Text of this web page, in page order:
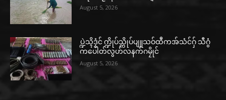
August 5, 2026
ပ္ဍဲသ္ၚိဒၟံင် က္ဍိုပ်သ္ကိုပ်ပျူသဝ်ထဳကအ်သံင်ဂှ် သီဂွံ
ကပေါတ်လွဟ်လနက်ဂမၠိုင်
August 5, 2026